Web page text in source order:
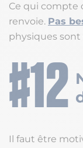
Ce qui compte
renvoie. Pas
physiques sont
Il faut être